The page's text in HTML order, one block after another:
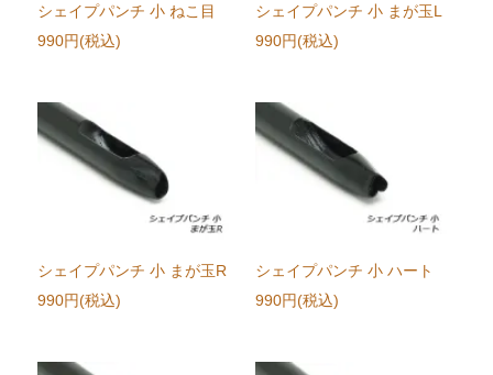
シェイプパンチ 小 ねこ目
990円(税込)
シェイプパンチ 小 まが玉L
990円(税込)
シェイプパンチ 小 まが玉R
990円(税込)
シェイプパンチ 小 ハート
990円(税込)